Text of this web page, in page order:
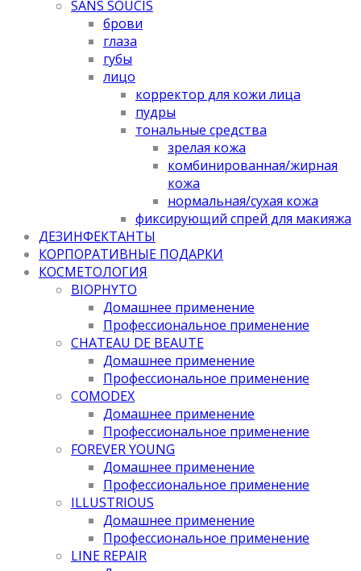
SANS SOUCIS
брови
глаза
губы
лицо
корректор для кожи лица
пудры
тональные средства
зрелая кожа
комбинированная/жирная
кожа
нормальная/cухая кожа
фиксирующий спрей для макияжа
ДЕЗИНФЕКТАНТЫ
КОРПОРАТИВНЫЕ ПОДАРКИ
КОСМЕТОЛОГИЯ
BIOPHYTO
Домашнее применение
Профессиональное применение
CHATEAU DE BEAUTE
Домашнее применение
Профессиональное применение
COMODEX
Домашнее применение
Профессиональное применение
FOREVER YOUNG
Домашнее применение
Профессиональное применение
ILLUSTRIOUS
Домашнее применение
Профессиональное применение
LINE REPAIR